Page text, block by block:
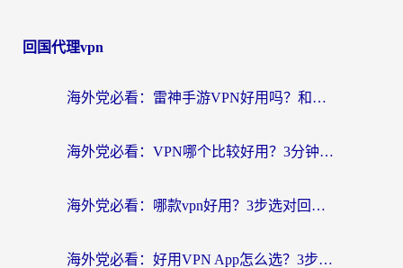
回国代理vpn
海外党必看：雷神手游VPN好用吗？和天速回国VPN对比哪个回国效果更好？附实用加速器选择指南
海外党必看：VPN哪个比较好用？3分钟找到适合你的回国加速方案
海外党必看：哪款vpn好用？3步选对回国加速器，无缝刷剧玩游戏
海外党必看：好用VPN App怎么选？3步教你无缝访问国内资源